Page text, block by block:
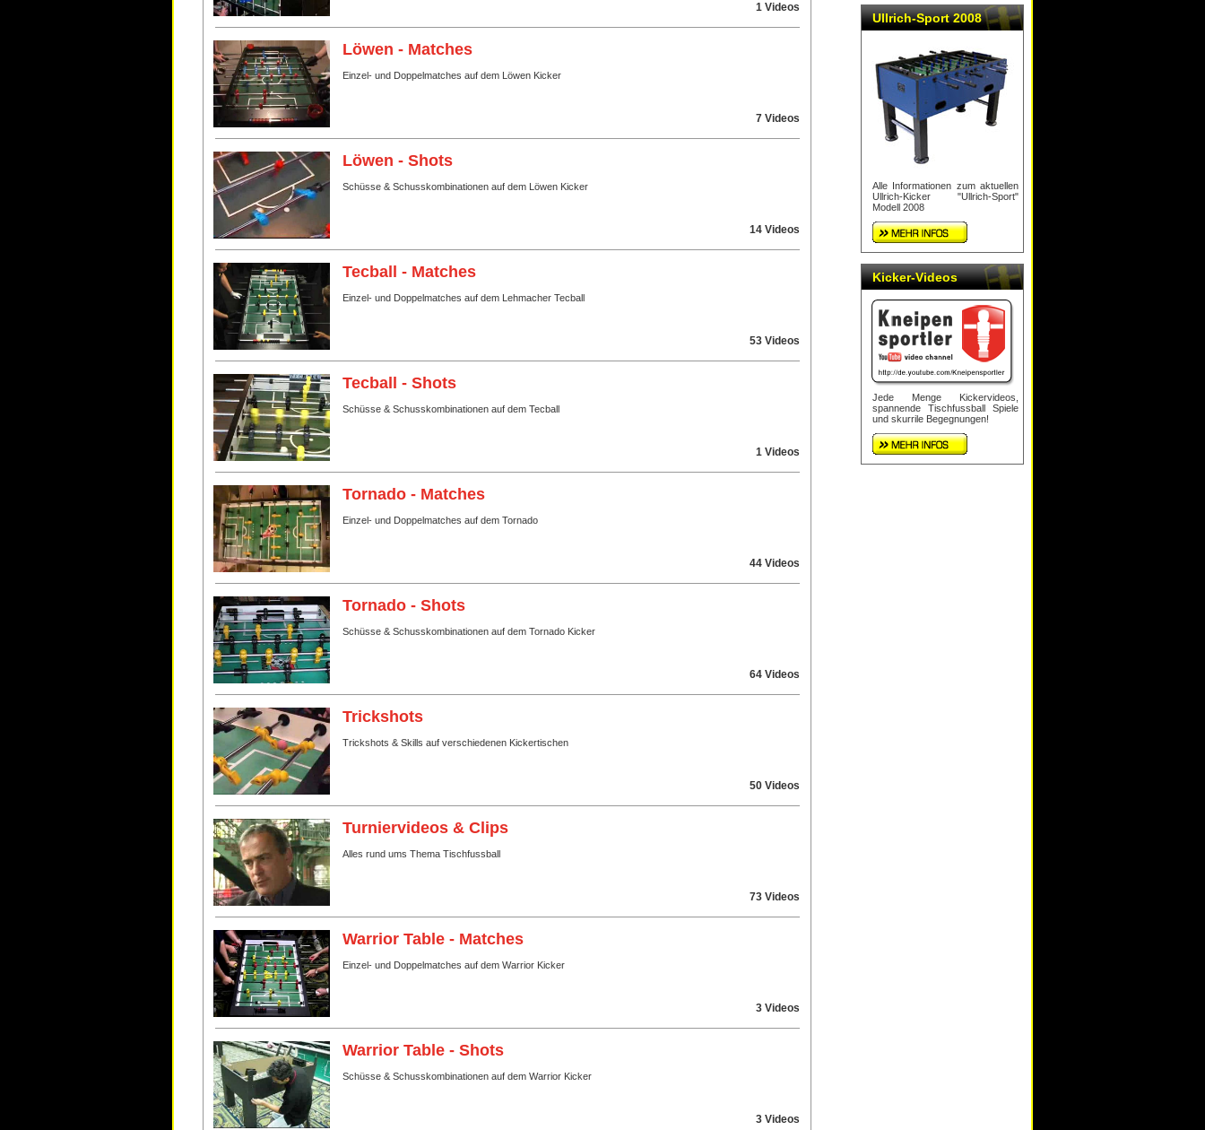
1 Videos
Löwen - Matches
Einzel- und Doppelmatches auf dem Löwen Kicker
7 Videos
Löwen - Shots
Schüsse & Schusskombinationen auf dem Löwen Kicker
14 Videos
Tecball - Matches
Einzel- und Doppelmatches auf dem Lehmacher Tecball
53 Videos
Tecball - Shots
Schüsse & Schusskombinationen auf dem Tecball
1 Videos
Tornado - Matches
Einzel- und Doppelmatches auf dem Tornado
44 Videos
Tornado - Shots
Schüsse & Schusskombinationen auf dem Tornado Kicker
64 Videos
Trickshots
Trickshots & Skills auf verschiedenen Kickertischen
50 Videos
Turniervideos & Clips
Alles rund ums Thema Tischfussball
73 Videos
Warrior Table - Matches
Einzel- und Doppelmatches auf dem Warrior Kicker
3 Videos
Warrior Table - Shots
Schüsse & Schusskombinationen auf dem Warrior Kicker
3 Videos
Ullrich-Sport 2008
Alle Informationen zum aktuellen
Ullrich-Kicker "Ullrich-Sport"
Modell 2008
Kicker-Videos
Jede Menge Kickervideos,
spannende Tischfussball Spiele
und skurrile Begegnungen!